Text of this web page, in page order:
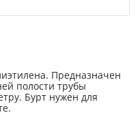
Предназначен
полости трубы
Бурт нужен для